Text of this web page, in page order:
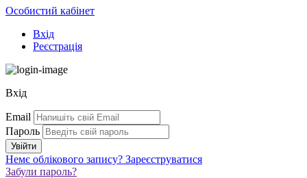
Особистий кабінет
Вхід
Реєстрація
Вхід
Email
Пароль
Немє облікового запису? Зареєструватися
Забули пароль?